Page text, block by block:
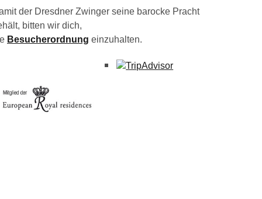
der Dresdner Zwinger seine barocke Pracht
bitten wir dich,
Besucherordnung einzuhalten.